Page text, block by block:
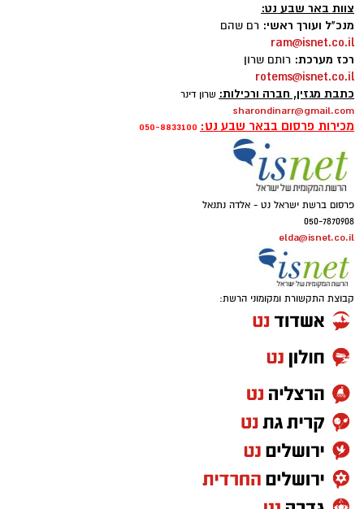
צוות באר שבע נט:
מנכ"ל ועורך ראשי: רם שהם
ram@isnet.co.il
רכז מערכת: רותם שרון
rotems@isnet.co.il
כתבת מגזין, חברה ורכילות: שרון דינר
sharondinarr@gmail.com
מכירות פרסום בבאר שבע נט: 050-8833100
פרסום ברשת ישראל נט - אלדה נתנאל
050-7870908
elda@isnet.co.il
קבוצת התקשורת ומקומוני הרשת: